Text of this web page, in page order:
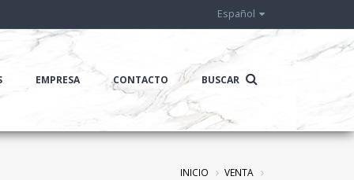
Español
EMPRESA CONTACTO BUSCAR
INICIO VENTA